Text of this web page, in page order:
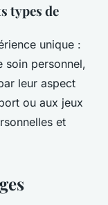
types de
unique :
soin personnel,
leur aspect
ou aux jeux
et